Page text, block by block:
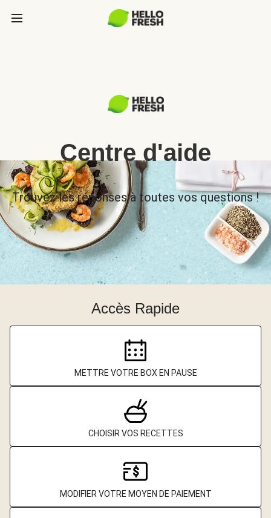
Centre d'aide
Trouvez les réponses à toutes vos questions !
Accès Rapide
METTRE VOTRE BOX EN PAUSE
CHOISIR VOS RECETTES
MODIFIER VOTRE MOYEN DE PAIEMENT